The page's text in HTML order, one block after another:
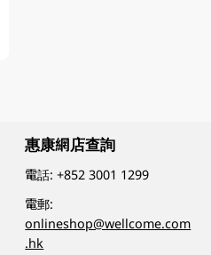
惠康網店查詢
電話:+852 3001 1299
電郵:
onlineshop@wellcome.com
.hk